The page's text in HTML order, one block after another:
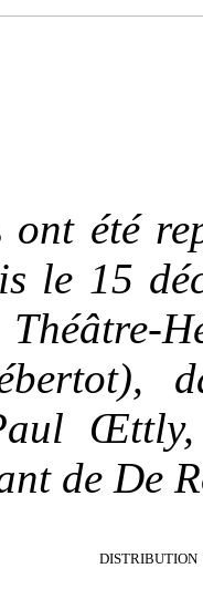
ont été
le 15
Théâtre-
de De
DISTRIBUTION